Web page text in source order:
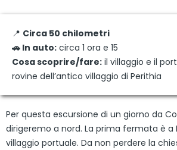
📍 Circa 50 chilometri
🚗 In auto: circa 1 ora e 15
Cosa scoprire/fare: il villaggio e il
rovine dell’antico villaggio di Perithia
Per questa escursione di un giorno da
dirigeremo a nord. La prima fermata è a
villaggio portuale. Da non perdere la